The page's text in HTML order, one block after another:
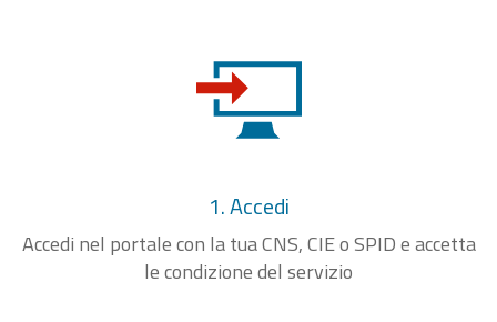
1. Accedi
Accedi nel portale con la tua CNS, CIE o SPID e accetta
le condizione del servizio